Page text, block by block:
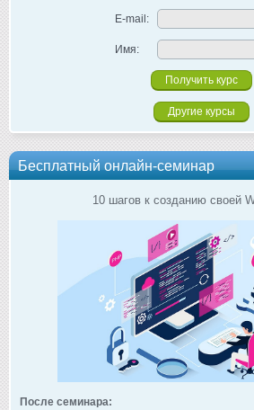
E-mail:
Имя:
Другие курсы
Бесплатный онлайн-семинар
10 шагов к созданию своей
После семинара: